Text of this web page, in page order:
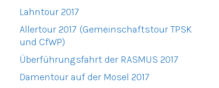
Lahntour 2017
Allertour 2017 (Gemeinschaftstour TPSK
und CfWP)
Überführungsfahrt der RASMUS 2017
Damentour auf der Mosel 2017